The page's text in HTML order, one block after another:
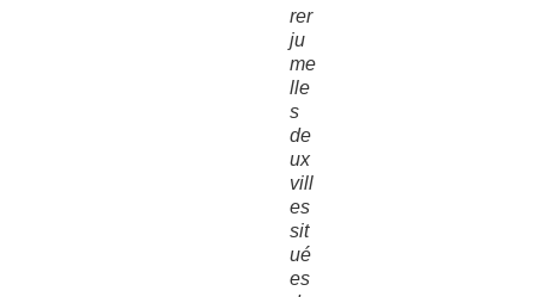
rer
ju
me
lle
s
de
ux
vill
es
sit
ué
es